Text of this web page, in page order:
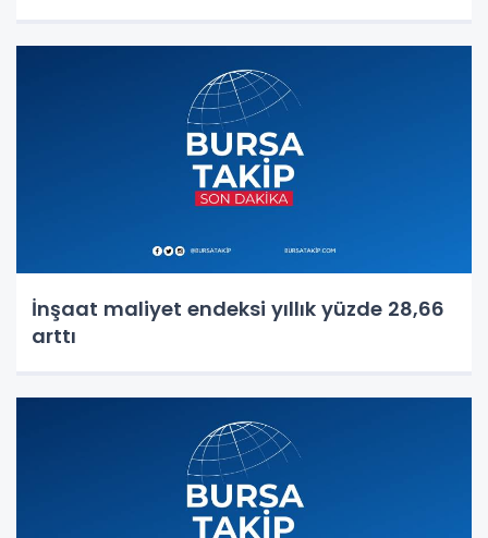
İnşaat maliyet endeksi yıllık yüzde 28,66
arttı